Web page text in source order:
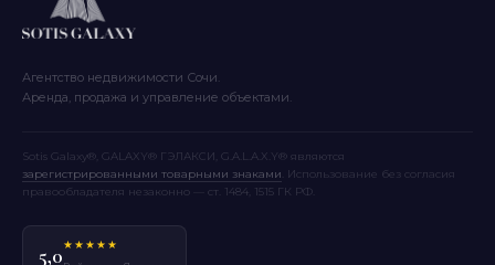
Агентство недвижимости Сочи.
Аренда, продажа и управление объектами.
Sotis Galaxy®, GALAXY® ГЭЛАКСИ, G.A.L.A.X.Y® являются
зарегистрированными товарными знаками . Использование без согласия
правообладателя незаконно — ст. 1484, 1515 ГК РФ.
5,0★★★★★